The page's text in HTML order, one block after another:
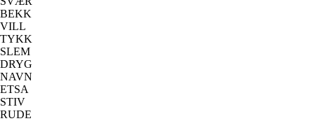
BEKK
VILL
TYKK
SLEM
DRYG
NAVN
ETSA
STIV
RUDE